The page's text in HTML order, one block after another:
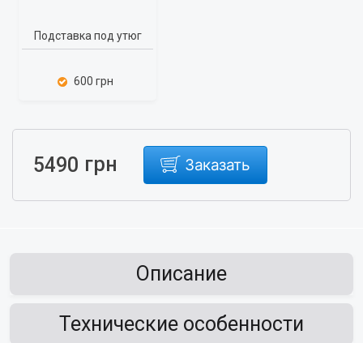
Подставка под утюг
600 грн
5490 грн Заказать
Описание
Представляем новый вариант гладильной доски от
Технические особенности